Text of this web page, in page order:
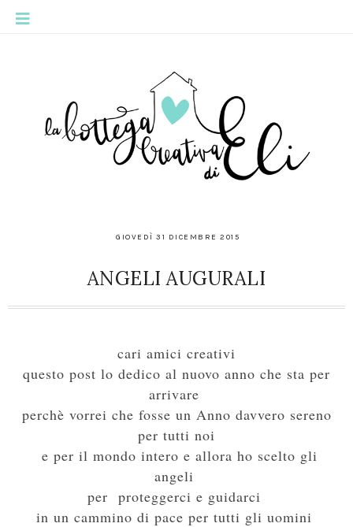
GIOVEDÌ 31 DICEMBRE 2015
ANGELI AUGURALI
cari amici creativi
questo post lo dedico al nuovo anno che sta per
arrivare
perchè vorrei che fosse un Anno davvero sereno
per tutti noi
e per il mondo intero e allora ho scelto gli
angeli
per proteggerci e guidarci
in un cammino di pace per tutti gli uomini